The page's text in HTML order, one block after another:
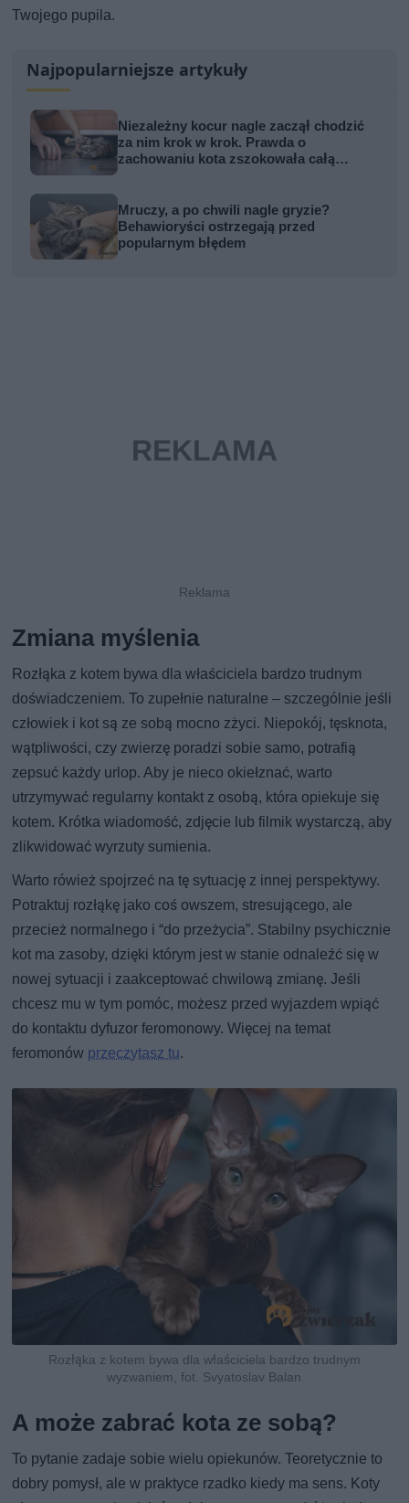
Twojego pupila.
Najpopularniejsze artykuły
Niezależny kocur nagle zaczął chodzić
za nim krok w krok. Prawda o
zachowaniu kota zszokowała całą
Mruczy, a po chwili nagle gryzie?
Behawioryści ostrzegają przed
popularnym błędem
Zmiana myślenia
Rozłąka z kotem bywa dla właściciela bardzo trudnym
doświadczeniem. To zupełnie naturalne – szczególnie jeśli
człowiek i kot są ze sobą mocno zżyci. Niepokój, tęsknota,
wątpliwości, czy zwierzę poradzi sobie samo, potrafią
zepsuć każdy urlop. Aby je nieco okiełznać, warto
utrzymywać regularny kontakt z osobą, która opiekuje się
kotem. Krótka wiadomość, zdjęcie lub filmik wystarczą, aby
zlikwidować wyrzuty sumienia.
Warto rówież spojrzeć na tę sytuację z innej perspektywy.
Potraktuj rozłąkę jako coś owszem, stresującego, ale
przecież normalnego i “do przeżycia”. Stabilny psychicznie
kot ma zasoby, dzięki którym jest w stanie odnaleźć się w
nowej sytuacji i zaakceptować chwilową zmianę. Jeśli
chcesz mu w tym pomóc, możesz przed wyjazdem wpiąć
do kontaktu dyfuzor feromonowy. Więcej na temat
feromonów przeczytasz tu.
Rozłąka z kotem bywa dla właściciela bardzo trudnym
wyzwaniem, fot. Svyatoslav Balan
A może zabrać kota ze sobą?
To pytanie zadaje sobie wielu opiekunów. Teoretycznie to
dobry pomysł, ale w praktyce rzadko kiedy ma sens. Koty